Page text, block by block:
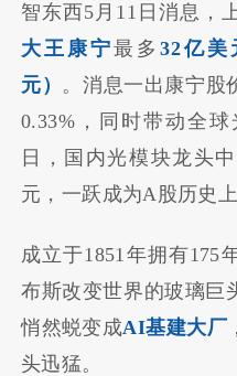
智东西5月11日消息，
大王康宁最多32亿美
元） 。消息一出康宁股
0.33%，同时带动全
日，国内光模块龙头
元，一跃成为A股历史
成立于1851年拥有175
布斯改变世界的玻璃巨
悄然蜕变成AI基建大厂
头迅猛。